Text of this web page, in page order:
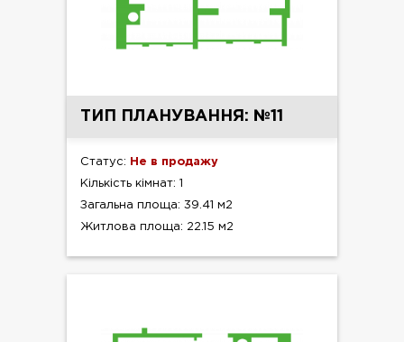
ТИП ПЛАНУВАННЯ: №11
Статус: Не в продажу
Кількість кімнат: 1
Загальна площа: 39.41 м2
Житлова площа: 22.15 м2